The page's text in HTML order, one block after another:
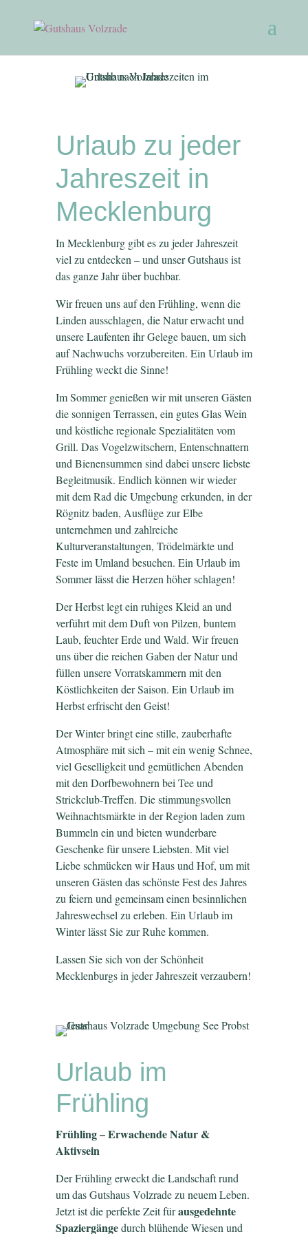
Urlaub zu jeder
Jahreszeit in
Mecklenburg
In Mecklenburg gibt es zu jeder Jahreszeit
viel zu entdecken – und unser Gutshaus ist
das ganze Jahr über buchbar.
Wir freuen uns auf den Frühling, wenn die
Linden ausschlagen, die Natur erwacht und
unsere Laufenten ihr Gelege bauen, um sich
auf Nachwuchs vorzubereiten. Ein Urlaub im
Frühling weckt die Sinne!
Im Sommer genießen wir mit unseren Gästen
die sonnigen Terrassen, ein gutes Glas Wein
und köstliche regionale Spezialitäten vom
Grill. Das Vogelzwitschern, Entenschnattern
und Bienensummen sind dabei unsere liebste
Begleitmusik. Endlich können wir wieder
mit dem Rad die Umgebung erkunden, in der
Rögnitz baden, Ausflüge zur Elbe
unternehmen und zahlreiche
Kulturveranstaltungen, Trödelmärkte und
Feste im Umland besuchen. Ein Urlaub im
Sommer lässt die Herzen höher schlagen!
Der Herbst legt ein ruhiges Kleid an und
verführt mit dem Duft von Pilzen, buntem
Laub, feuchter Erde und Wald. Wir freuen
uns über die reichen Gaben der Natur und
füllen unsere Vorratskammern mit den
Köstlichkeiten der Saison. Ein Urlaub im
Herbst erfrischt den Geist!
Der Winter bringt eine stille, zauberhafte
Atmosphäre mit sich – mit ein wenig Schnee,
viel Geselligkeit und gemütlichen Abenden
mit den Dorfbewohnern bei Tee und
Strickclub-Treffen. Die stimmungsvollen
Weihnachtsmärkte in der Region laden zum
Bummeln ein und bieten wunderbare
Geschenke für unsere Liebsten. Mit viel
Liebe schmücken wir Haus und Hof, um mit
unseren Gästen das schönste Fest des Jahres
zu feiern und gemeinsam einen besinnlichen
Jahreswechsel zu erleben. Ein Urlaub im
Winter lässt Sie zur Ruhe kommen.
Lassen Sie sich von der Schönheit
Mecklenburgs in jeder Jahreszeit verzaubern!
Urlaub im
Frühling
Frühling – Erwachende Natur &
Aktivsein
Der Frühling erweckt die Landschaft rund
um das Gutshaus Volzrade zu neuem Leben.
Jetzt ist die perfekte Zeit fürausgedehnte
Spaziergängedurch blühende Wiesen und